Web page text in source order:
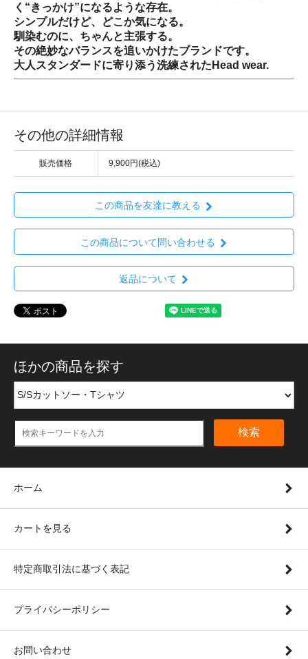
く“きっかけ”になるような存在。
シンプルだけど、どこか気になる。
馴染むのに、ちゃんと主張する。
その絶妙なバランスを追いかけたブランドです。
大人スタンダードに寄り添う洗練されたHead wear.
その他の詳細情報
販売価格 9,900円(税込)
この商品を友達に教える
この商品について問い合わせる
返品について
ほかの商品を探す
検索
ホーム
カートを見る
特定商取引法に基づく表記
プライバシーポリシー
お問い合わせ